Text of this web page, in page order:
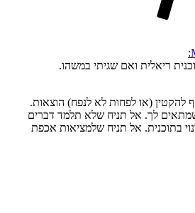
ריאלית ואם שגיתי במשהו.
(או לפחות לא לנפח) הוצאות.
לך. אל תניח שלא תלמד דברים
בתוכנית. אל תניח שלמציאות אכפת